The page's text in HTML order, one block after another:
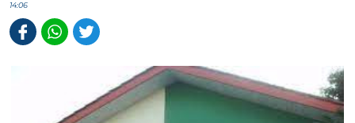
14:06